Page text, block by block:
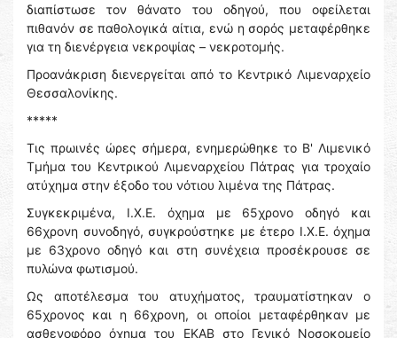
διαπίστωσε τον θάνατο του οδηγού, που οφείλεται
πιθανόν σε παθολογικά αίτια, ενώ η σορός μεταφέρθηκε
για τη διενέργεια νεκροψίας – νεκροτομής.
Προανάκριση διενεργείται από το Κεντρικό Λιμεναρχείο
Θεσσαλονίκης.
*****
Τις πρωινές ώρες σήμερα, ενημερώθηκε το Β' Λιμενικό
Τμήμα του Κεντρικού Λιμεναρχείου Πάτρας για τροχαίο
ατύχημα στην έξοδο του νότιου λιμένα της Πάτρας.
Συγκεκριμένα, Ι.Χ.Ε. όχημα με 65χρονο οδηγό και
66χρονη συνοδηγό, συγκρούστηκε με έτερο Ι.Χ.Ε. όχημα
με 63χρονο οδηγό και στη συνέχεια προσέκρουσε σε
πυλώνα φωτισμού.
Ως αποτέλεσμα του ατυχήματος, τραυματίστηκαν ο
65χρονος και η 66χρονη, οι οποίοι μεταφέρθηκαν με
ασθενοφόρο όχημα του ΕΚΑΒ στο Γενικό Νοσοκομείο